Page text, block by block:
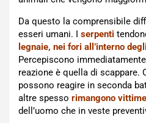
Da questo la comprensibile
esseri umani. I serpenti
legnaie, nei fori all’interno
Percepiscono
reazione è quella di scappare.
possono reagire in seconda
altre spesso rimangono
dell’uomo che in veste